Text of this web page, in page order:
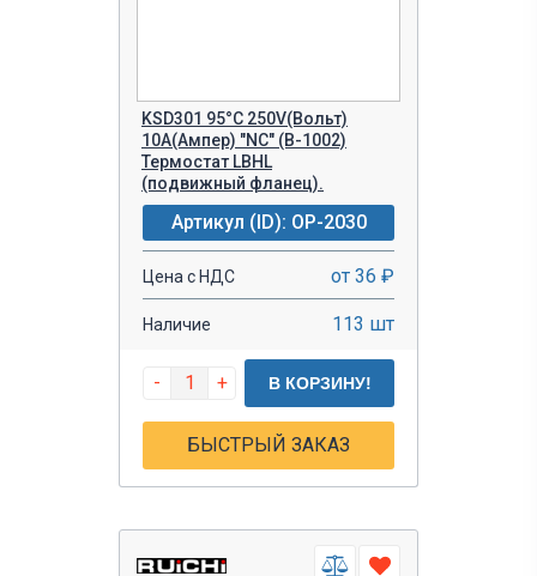
KSD301 95°C 250V(Вольт)
10A(Ампер) "NC" (B-1002)
Термостат LBHL
(подвижный фланец).
Артикул (ID): OP-2030
Цена с НДС от 36 ₽
Наличие 113 шт
- + В КОРЗИНУ!
БЫСТРЫЙ ЗАКАЗ